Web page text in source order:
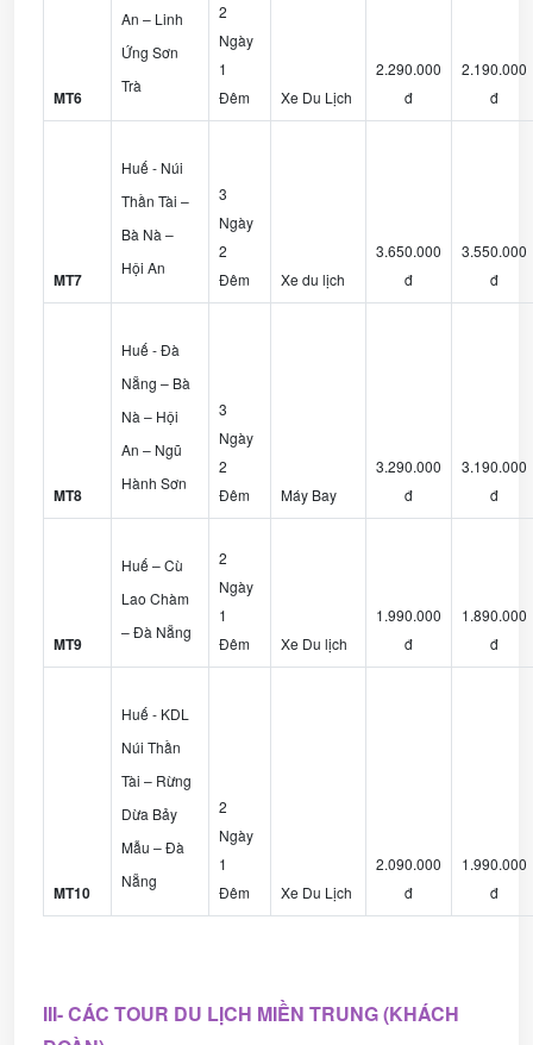
MT6
An – Linh
Ứng Sơn
Trà
2
Ngày
1
Đêm
Xe Du Lịch
2.290.000
đ
2.190.000
đ
MT7
Huế - Núi
Thần Tài –
Bà Nà –
Hội An
3
Ngày
2
Đêm
Xe du lịch
3.650.000
đ
3.550.000
đ
MT8
Huế - Đà
Nẵng – Bà
Nà – Hội
An – Ngũ
Hành Sơn
3
Ngày
2
Đêm
Máy Bay
3.290.000
đ
3.190.000
đ
MT9
Huế – Cù
Lao Chàm
– Đà Nẵng
2
Ngày
1
Đêm
Xe Du lịch
1.990.000
đ
1.890.000
đ
MT10
Huế - KDL
Núi Thần
Tài – Rừng
Dừa Bảy
Mẫu – Đà
Nẵng
2
Ngày
1
Đêm
Xe Du Lịch
2.090.000
đ
1.990.000
đ
III- CÁC TOUR DU LỊCH MIỀN TRUNG (KHÁCH